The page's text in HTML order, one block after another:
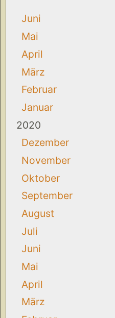
Juni
Mai
April
März
Februar
Januar
2020
Dezember
November
Oktober
September
August
Juli
Juni
Mai
April
März